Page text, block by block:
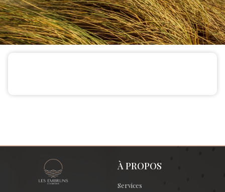
À PROPOS
Services